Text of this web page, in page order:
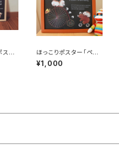
スタ
ほっこりポスター「ペニ
ーファーシング」
¥1,000